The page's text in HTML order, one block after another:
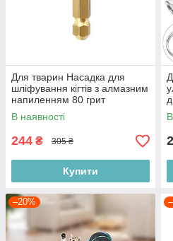
Для тварин Насадка для
шліфування кігтів з алмазним
напиленням 80 грит
хвостовик 4 мм для домашніх
тварин Польща
В наявності
244 ₴ 305 ₴
Купити
–20%